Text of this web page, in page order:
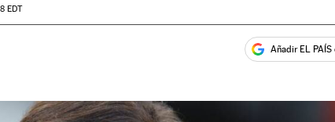
EDT
Redes Sociales Añadir EL PAÍS